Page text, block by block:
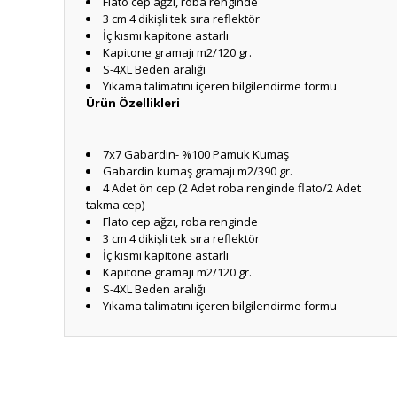
3 cm 4 dikişli tek sıra reflektör
İç kısmı kapitone astarlı
Kapitone gramajı m2/120 gr.
S-4XL Beden aralığı
Yıkama talimatını içeren bilgilendirme formu
Ürün Özellikleri
7x7 Gabardin- %100 Pamuk Kumaş
Gabardin kumaş gramajı m2/390 gr.
4 Adet ön cep (2 Adet roba renginde flato/2 Adet
takma cep)
Flato cep ağzı, roba renginde
3 cm 4 dikişli tek sıra reflektör
İç kısmı kapitone astarlı
Kapitone gramajı m2/120 gr.
S-4XL Beden aralığı
Yıkama talimatını içeren bilgilendirme formu